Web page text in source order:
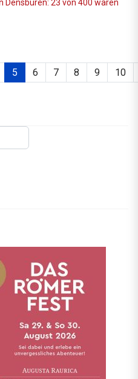
Densbüren: 23 von 400 waren
5 6 7 8 9 10